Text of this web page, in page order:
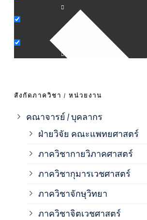
สังกัดภาควิชา / หน่วยงาน
คณาจารย์ / บุคลากร
ฝ่ายวิจัย คณะแพทยศาสตร์
ภาควิชากายวิภาคศาสตร์
ภาควิชากุมารเวชศาสตร์
ภาควิชาจักษุวิทยา
ภาควิชาจิตเวชศาสตร์